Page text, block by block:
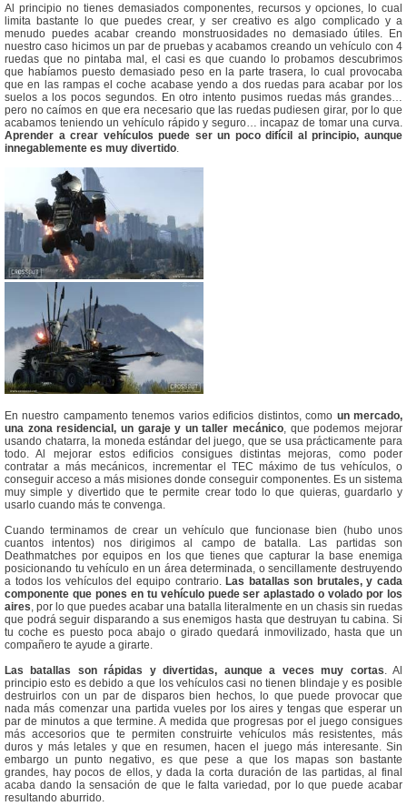
Al principio no tienes demasiados componentes, recursos y opciones, lo cual
limita bastante lo que puedes crear, y ser creativo es algo complicado y a
menudo puedes acabar creando monstruosidades no demasiado útiles. En
nuestro caso hicimos un par de pruebas y acabamos creando un vehículo con 4
ruedas que no pintaba mal, el casi es que cuando lo probamos descubrimos
que habíamos puesto demasiado peso en la parte trasera, lo cual provocaba
que en las rampas el coche acabase yendo a dos ruedas para acabar por los
suelos a los pocos segundos. En otro intento pusimos ruedas más grandes…
pero no caímos en que era necesario que las ruedas pudiesen girar, por lo que
acabamos teniendo un vehículo rápido y seguro… incapaz de tomar una curva.
Aprender a crear vehículos puede ser un poco difícil al principio, aunque
innegablemente es muy divertido
En nuestro campamento tenemos varios edificios distintos, como un mercado,
una zona residencial, un garaje y un taller mecánico, que podemos mejorar
usando chatarra, la moneda estándar del juego, que se usa prácticamente para
todo. Al mejorar estos edificios consigues distintas mejoras, como poder
contratar a más mecánicos, incrementar el TEC máximo de tus vehículos, o
conseguir acceso a más misiones donde conseguir componentes. Es un sistema
muy simple y divertido que te permite crear todo lo que quieras, guardarlo y
usarlo cuando más te convenga.
Cuando terminamos de crear un vehículo que funcionase bien (hubo unos
cuantos intentos) nos dirigimos al campo de batalla. Las partidas son
Deathmatches por equipos en los que tienes que capturar la base enemiga
posicionando tu vehículo en un área determinada, o sencillamente destruyendo
a todos los vehículos del equipo contrario.Las batallas son brutales, y cada
componente que pones en tu vehículo puede ser aplastado o volado por los
aires, por lo que puedes acabar una batalla literalmente en un chasis sin ruedas
que podrá seguir disparando a sus enemigos hasta que destruyan tu cabina. Si
tu coche es puesto poca abajo o girado quedará inmovilizado, hasta que un
compañero te ayude a girarte.
Las batallas son rápidas y divertidas, aunque a veces muy cortas. Al
principio esto es debido a que los vehículos casi no tienen blindaje y es posible
destruirlos con un par de disparos bien hechos, lo que puede provocar que
nada más comenzar una partida vueles por los aires y tengas que esperar un
par de minutos a que termine. A medida que progresas por el juego consigues
más accesorios que te permiten construirte vehículos más resistentes, más
duros y más letales y que en resumen, hacen el juego más interesante. Sin
embargo un punto negativo, es que pese a que los mapas son bastante
grandes, hay pocos de ellos, y dada la corta duración de las partidas, al final
acaba dando la sensación de que le falta variedad, por lo que puede acabar
resultando aburrido.